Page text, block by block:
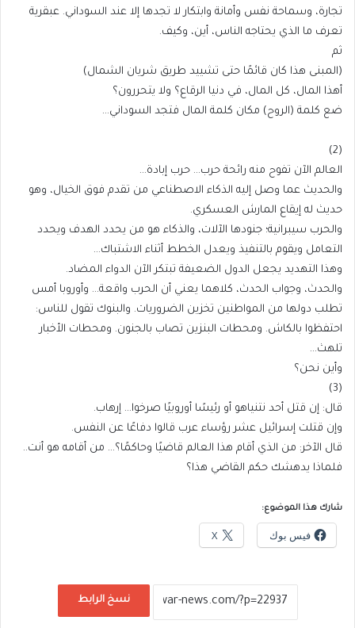
تجارة، وسماحة نفس وأمانة وابتكار لا تجدها إلا عند السوداني. عبقرية
تعرف ما الذي يحتاجه الناس، أين، وكيف.
ثم
(المبنى هذا كان قائمًا حتى تشييد طريق شريان الشمال)
أهذا المال، كل المال، في دنيا الرقاع؟ ولا يتحررون؟
ضع كلمة (الروح) مكان كلمة المال فتجد السوداني…
(2)
العالم الآن تفوح منه رائحة حرب… حرب إبادة…
والحديث عما وصل إليه الذكاء الاصطناعي من تقدم فوق الخيال، وهو
حديث له إيقاع المارش العسكري.
والحرب سيبرانية؛ جنودها الآلات، والذكاء هو من يحدد الهدف ويحدد
التعامل ويقوم بالتنفيذ ويعدل الخطط أثناء الاشتباك…
وهذا التهديد يجعل الدول الضعيفة تبتكر الآن الدواء المضاد.
والحدث، وجواب الحدث، كلاهما يعني أن الحرب واقعة… وأوروبا أمس
تطلب دولها من المواطنين تخزين الضروريات. والبنوك تقول للناس:
احتفظوا بالكاش. ومحطات البنزين تصاب بالجنون. ومحطات الأخبار
تلهث…
وأين نحن؟
(3)
قال: إن قتل أحد نتنياهو أو رئيسًا أوروبيًا صرخوا… إرهاب.
وإن قتلت إسرائيل عشر رؤساء عرب قالوا دفاعًا عن النفس.
قال الآخر: من الذي أقام هذا العالم قاضيًا وحاكمًا؟… من أقامه هو أنت..
فلماذا يدهشك حكم القاضي هذا؟
شارك هذا الموضوع:
فيس بوك X
نسخ الرابط